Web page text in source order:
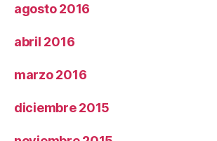
agosto 2016
abril 2016
marzo 2016
diciembre 2015